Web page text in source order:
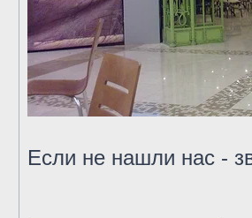
Если не нашли нас -